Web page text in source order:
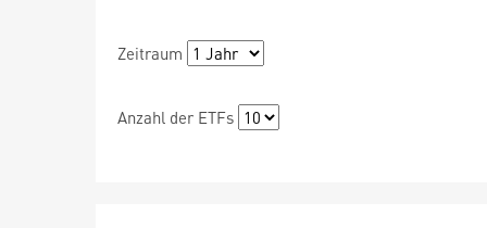
Zeitraum
Anzahl der ETFs